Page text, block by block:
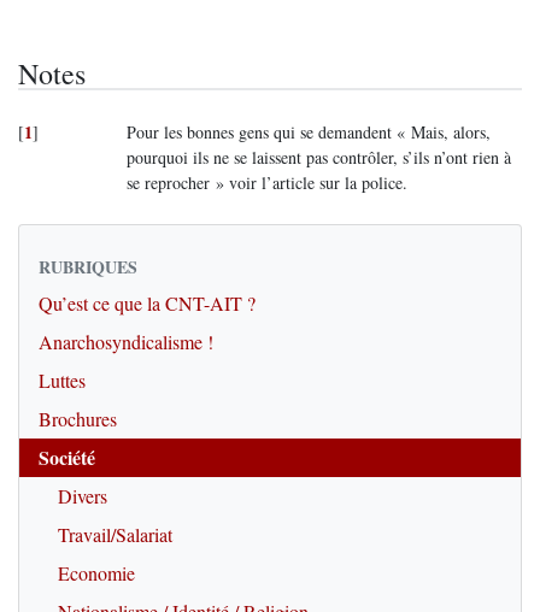
Notes
[1]
Pour les bonnes gens qui se demandent « Mais, alors,
pourquoi ils ne se laissent pas contrôler, s’ils n’ont rien à
se reprocher » voir l’article sur la police.
RUBRIQUES
Qu’est ce que la CNT-AIT ?
Anarchosyndicalisme !
Luttes
Brochures
Société
Divers
Travail/Salariat
Economie